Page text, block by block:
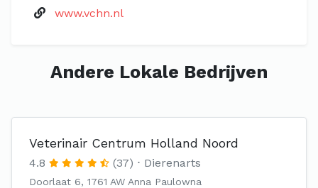
www.vchn.nl
Andere Lokale Bedrijven
Veterinair Centrum Holland Noord
4.8 (37) Dierenarts
Doorlaat 6, 1761 AW Anna Paulowna